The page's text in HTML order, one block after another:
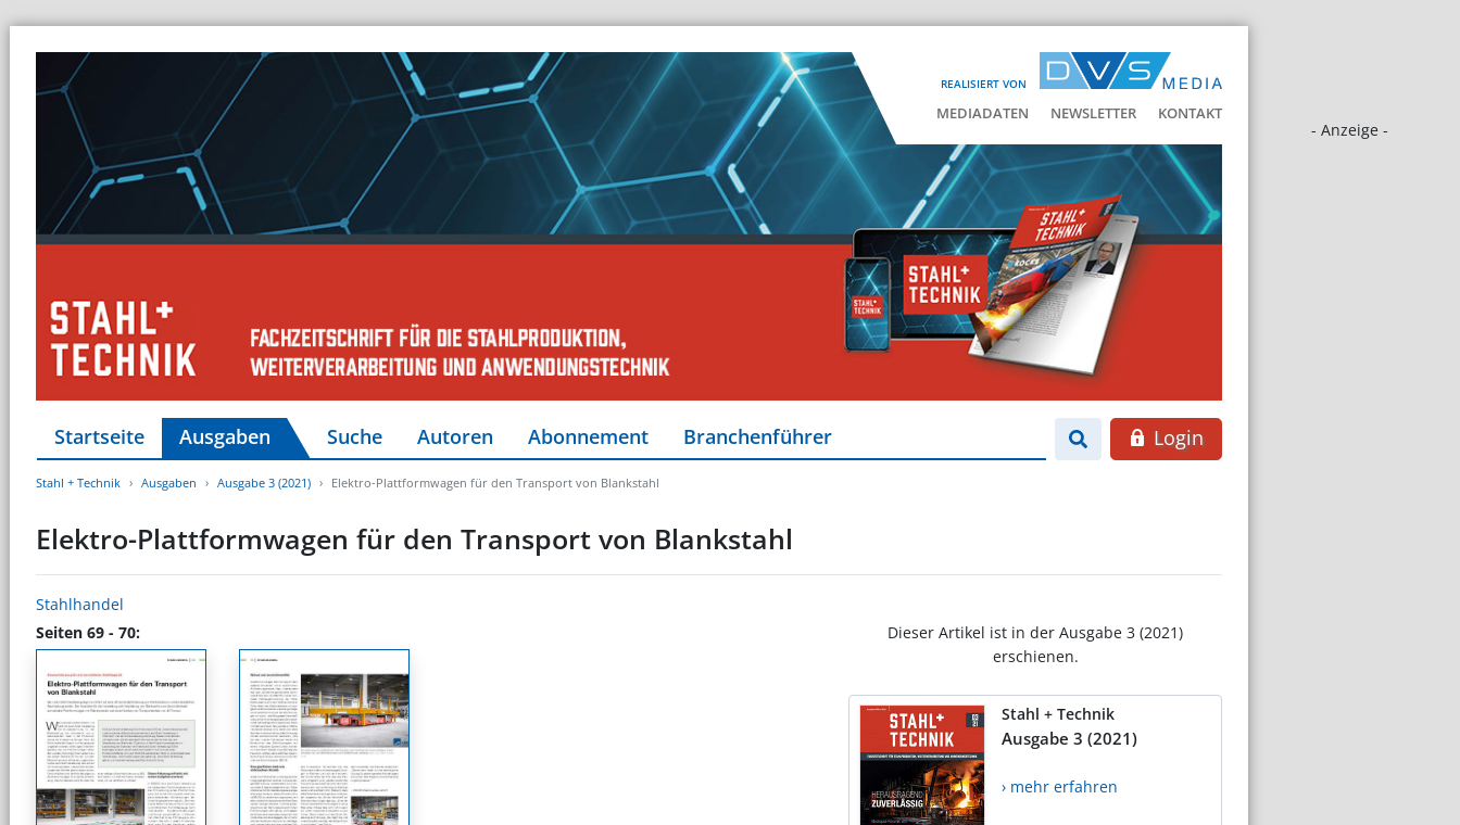
REALISIERT VON
MEDIADATEN NEWSLETTER KONTAKT
- Anzeige -
Startseite Ausgaben Suche Autoren Abonnement Branchenführer Login
Stahl + Technik Ausgaben Ausgabe 3 (2021) Elektro-Plattformwagen für den Transport von Blankstahl
Elektro-Plattformwagen für den Transport von Blankstahl
Stahlhandel
Seiten 69 - 70:
Dieser Artikel ist in der Ausgabe 3 (2021)
erschienen.
Stahl + Technik
Ausgabe 3 (2021)
› mehr erfahren